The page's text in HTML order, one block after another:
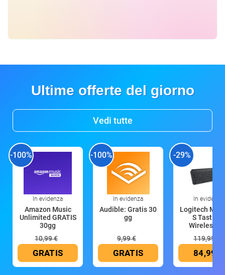
Ultime offerte del giorno
Vedi tutte
-100%
In evidenza
Amazon Music
Unlimited GRATIS
30gg
10,99 €
GRATIS
-100%
In evidenza
Audible: Gratis 30
gg
9,99 €
GRATIS
-29%
In evidenza
Logitech MX
S Tastiera
Wireless
119,99 €
84,99 €